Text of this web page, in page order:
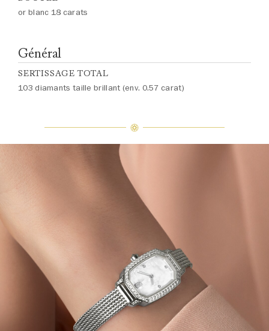
or blanc 18 carats
Général
SERTISSAGE TOTAL
103 diamants taille brillant (env. 0.57 carat)